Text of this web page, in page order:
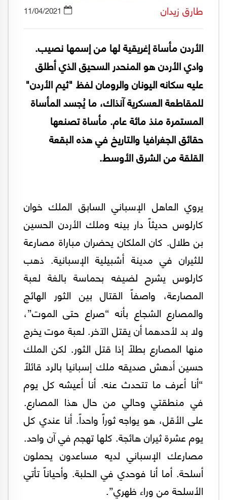
طارق زيدان 11/04/2021
الأردن مأساة إغريقية لها من إسمها نصيب.
وادي الأردن هو المنحدر السحيق الذي أطلق
عليه سكانه اليونان والرومان لفظ "ثيم الأردن"
للمقاطعة العسكرية آنذاك، ما يُجسد المأساة
المستمرة منذ مائة عام. مأساة تصنعها
حقائق الجغرافيا والتاريخ في هذه البقعة
القلقة من الشرق الأوسط.
يروي العاهل الإسباني السابق الملك خوان
كارلوس حديثاً دار بينه وملك الأردن الحسين
بن طلال. كان الملكان يحضران مباراة مصارعة
للثيران في مدينة أشبيلية الإسبانية. ذهب
كارلوس يشرح لضيفه بحماسة بالغة لعبة
المصارعة، واصفاً القتال بين الثور الهائج
والمصارع الشجاع بأنه “صراع حتى الموت”،
ولا بد لأحدهما أن يقتل الآخر. لعبة موت يخرج
منها المصارع بطلاً إذا قتل الثور. لكن الملك
حسين أدهش صديقه ملك إسبانيا بالرد قائلاً
“أنا أعرف ما تتحدث عنه. أنا أعيشه كل يوم
في منطقتي وحالي من حال هذا المصارع.
على الأقل، هو يواجه ثوراً واحداً. أنا عندي كل
يوم عشرة ثيران هائجة. كلها تهجم في آن واحد.
مصارعك الإسباني لديه مساعدون يحملون
أسلحة. أما أنا فوحدي في الحلبة. وأحياناً تأتي
الأسلحة من وراء ظهري”.